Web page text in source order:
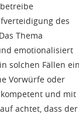
des
Thema
emotionalisiert
solchen Fällen
Vorwürfe oder
und mit
achtet, dass der